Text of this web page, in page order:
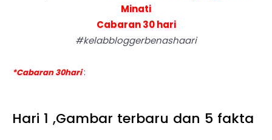
Minati
Cabaran 30 hari
#kelabbloggerbenashaari
*Cabaran 30hari:
Hari 1 ,Gambar terbaru dan 5 fakta